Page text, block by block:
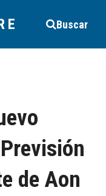
Buscar
de Aon